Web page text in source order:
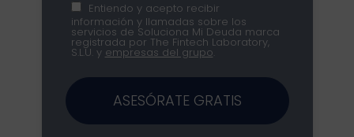
Entiendo y acepto recibir
información y llamadas sobre los
servicios de Soluciona Mi Deuda marca
registrada por The Fintech Laboratory,
S.L.U. y empresas del grupo
ASESÓRATE GRATIS